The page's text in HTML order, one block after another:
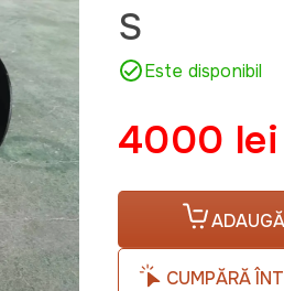
S
Este disponibil
4000 lei
CUMPĂRĂ